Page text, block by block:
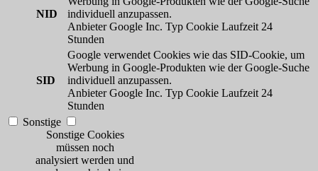
NID
individuell anzupassen.
Anbieter Google Inc. Typ Cookie Laufzeit 24
Stunden
SID
Google verwendet Cookies wie das SID-Cookie, um
Werbung in Google-Produkten wie der Google-Suche
individuell anzupassen.
Anbieter Google Inc. Typ Cookie Laufzeit 24
Stunden
Sonstige
Sonstige Cookies
müssen noch
analysiert werden und